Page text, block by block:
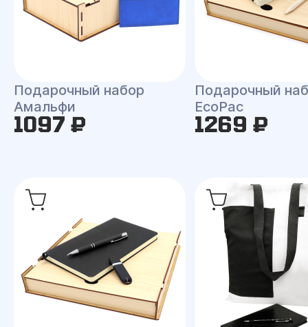
Подарочный набор
Амальфи
1097 ₽
Подарочный
EcoPac
1269 ₽